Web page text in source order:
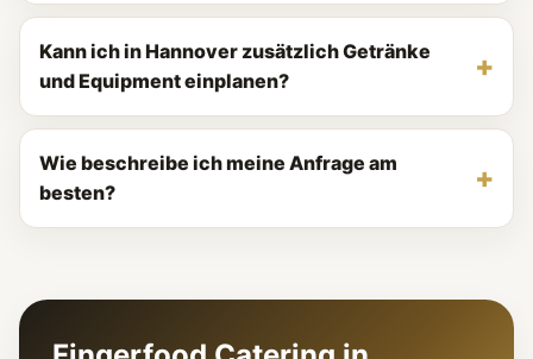
Kann ich in Hannover zusätzlich Getränke
und Equipment einplanen?
Wie beschreibe ich meine Anfrage am
besten?